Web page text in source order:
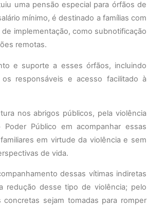
uma pensão especial para órfãos de
mínimo, é destinado a famílias com
implementação, como subnotificação
remotas.
e suporte a esses órfãos, incluindo
responsáveis e acesso facilitado à
nos abrigos públicos, pela violência
Público em acompanhar essas
em virtude da violência e sem
de vida.
dessas vítimas indiretas
redução desse tipo de violência; pelo
sejam tomadas para romper